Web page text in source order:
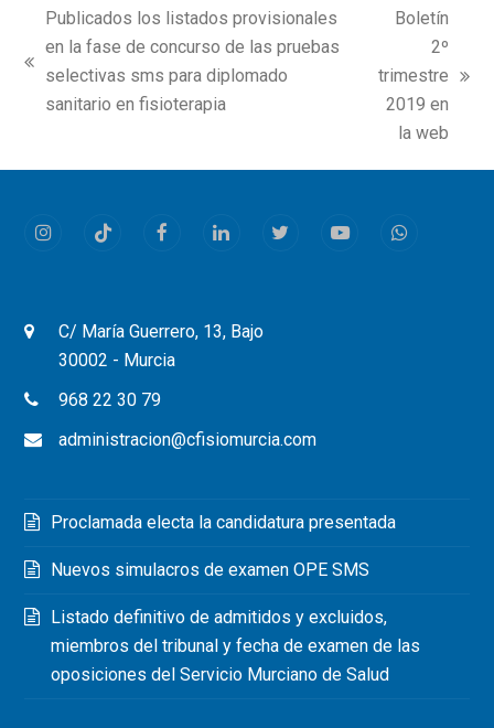
previous
post:
Publicados los listados provisionales
en la fase de concurso de las pruebas
selectivas sms para diplomado
sanitario en fisioterapia
next
post:
Boletín
2º
trimestre
2019 en
la web
InstagramTiktok FacebookLinkedInTwitterYoutubeWhatsapp
C/ María Guerrero, 13, Bajo
30002 - Murcia
968 22 30 79
administracion@cfisiomurcia.com
Proclamada electa la candidatura presentada
Nuevos simulacros de examen OPE SMS
Listado definitivo de admitidos y excluidos,
miembros del tribunal y fecha de examen de las
oposiciones del Servicio Murciano de Salud